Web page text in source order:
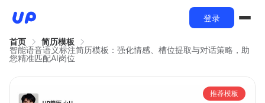
登录
首页
简历模板
智能语音语义标注简历模板：强化情感、槽位提取与对话策略，助
您精准匹配AI岗位
推荐模板